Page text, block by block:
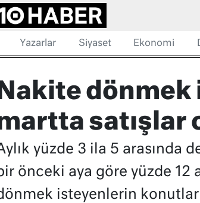
Yazarlar Siyaset Ekonomi
Nakite dönmek
satışlar
yüzde 3 ila 5 arasında
önceki aya göre yüzde 12
isteyenlerin